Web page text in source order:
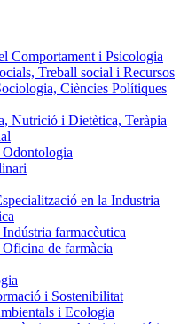
Comportament i Psicologia
Treball social i Recursos
Ciències Polítiques
Nutrició i Dietètica, Teràpia
en la Industria
farmacèutica
de farmàcia
i Sostenibilitat
i Ecologia